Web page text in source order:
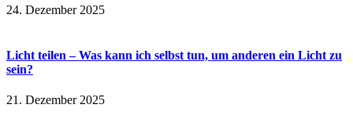
24. Dezember 2025
Licht teilen – Was kann ich selbst tun, um anderen ein Licht zu
sein?
21. Dezember 2025